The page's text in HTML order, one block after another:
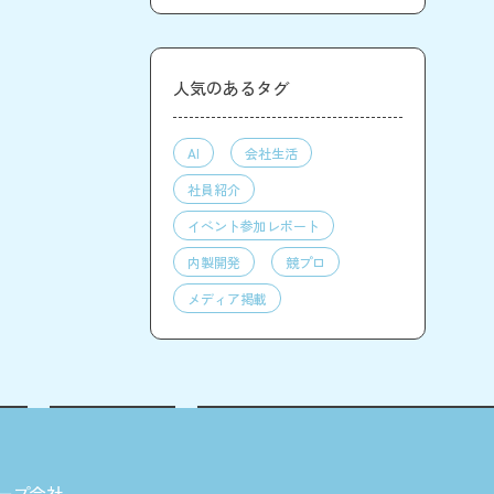
人気のあるタグ
AI
会社生活
社員紹介
イベント参加レポート
内製開発
競プロ
メディア掲載